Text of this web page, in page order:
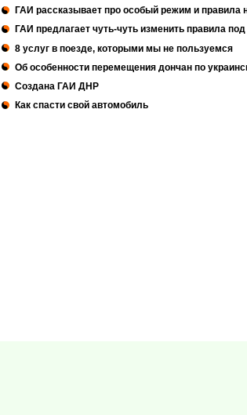
ГАИ рассказывает про особый режим и правила
ГАИ предлагает чуть-чуть изменить правила
8 услуг в поезде, которыми мы не пользуемся
Об особенности перемещения дончан по
Создана ГАИ ДНР
Как спасти свой автомобиль